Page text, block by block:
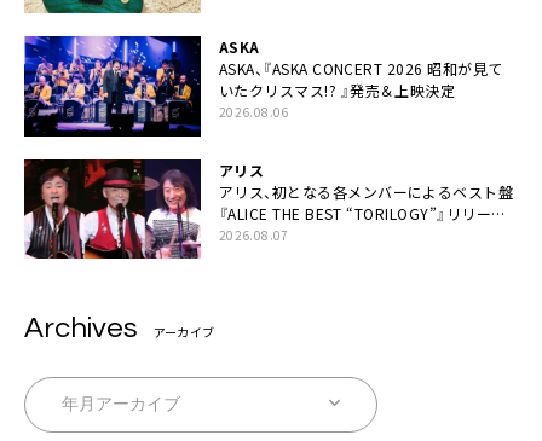
ASKA
ASKA、『ASKA CONCERT 2026 昭和が見て
いたクリスマス!? 』発売＆上映決定
2026.08.06
アリス
アリス、初となる各メンバーによるベスト盤
『ALICE THE BEST “TORILOGY”』リリース
決定
2026.08.07
Archives アーカイブ